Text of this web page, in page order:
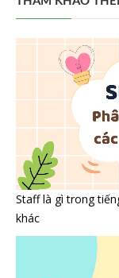
Staff là gì trong
khác